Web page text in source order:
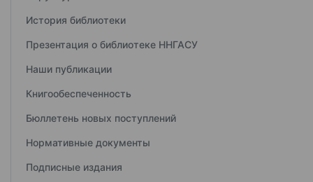
История библиотеки
Презентация о библиотеке ННГАСУ
Наши публикации
Книгообеспеченность
Бюллетень новых поступлений
Нормативные документы
Подписные издания